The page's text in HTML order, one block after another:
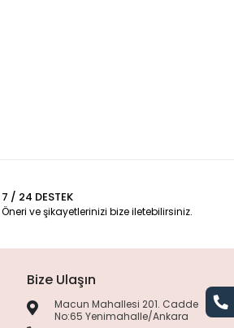
7 / 24 DESTEK
Öneri ve şikayetlerinizi bize iletebilirsiniz.
Bize Ulaşın
Macun Mahallesi 201. Cadde
No:65 Yenimahalle/Ankara